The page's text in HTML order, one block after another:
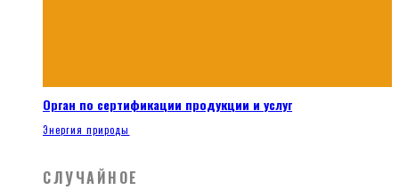
Орган по сертификации продукции и услуг
Энергия природы
СЛУЧАЙНОЕ